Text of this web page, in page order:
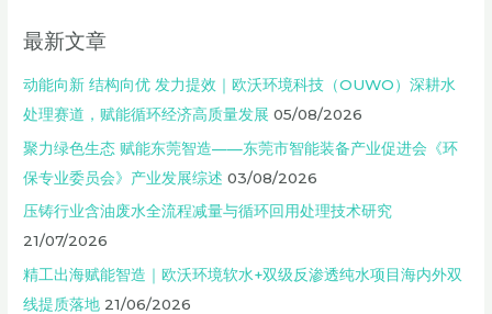
最新文章
动能向新 结构向优 发力提效｜欧沃环境科技（OUWO）深耕水
处理赛道，赋能循环经济高质量发展 05/08/2026
聚力绿色生态 赋能东莞智造——东莞市智能装备产业促进会《环
保专业委员会》产业发展综述 03/08/2026
压铸行业含油废水全流程减量与循环回用处理技术研究
21/07/2026
精工出海赋能智造｜欧沃环境软水+双级反渗透纯水项目海内外双
线提质落地 21/06/2026